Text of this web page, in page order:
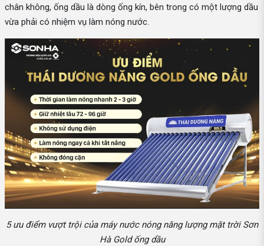
chân không, ống dầu là dòng ống kín, bên trong có một lượng dầu
vừa phải có nhiệm vụ làm nóng nước.
5 ưu điểm vượt trội của máy nước nóng năng lượng mặt trời Sơn
Hà Gold ống dầu